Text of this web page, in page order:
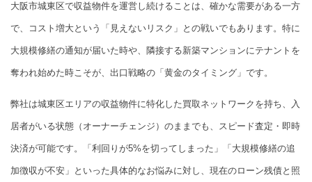
大阪市城東区で収益物件を運営し続けることは、確かな需要がある一方
で、コスト増大という「見えないリスク」との戦いでもあります。特に
大規模修繕の通知が届いた時や、隣接する新築マンションにテナントを
奪われ始めた時こそが、出口戦略の「黄金のタイミング」です。
弊社は城東区エリアの収益物件に特化した買取ネットワークを持ち、入
居者がいる状態（オーナーチェンジ）のままでも、スピード査定・即時
決済が可能です。「利回りが5%を切ってしまった」「大規模修繕の追
加徴収が不安」といった具体的なお悩みに対し、現在のローン残債と照